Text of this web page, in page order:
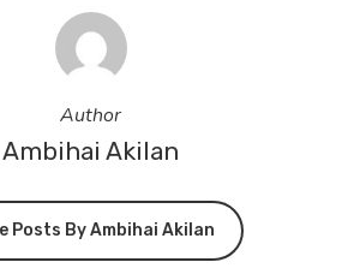
Author
Ambihai Akilan
Posts By Ambihai Akilan